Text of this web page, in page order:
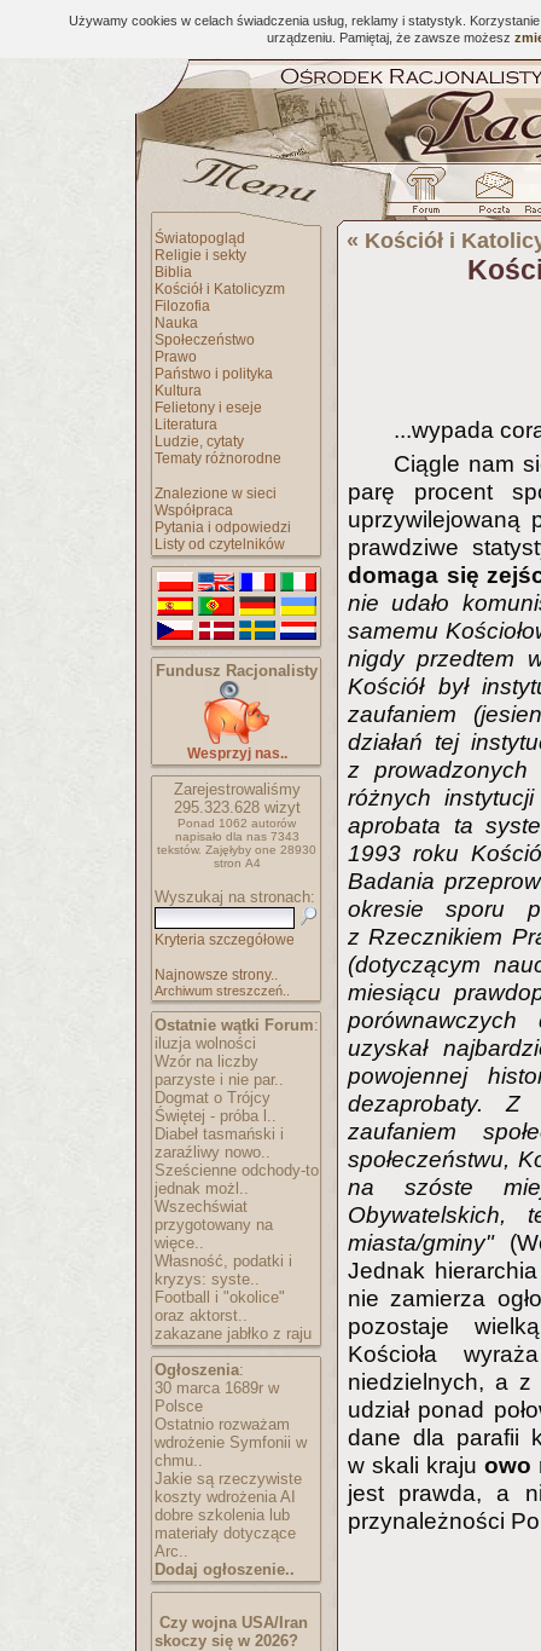
Używamy cookies w celach świadczenia usług, reklamy i statystyk.
urządzeniu. Pamiętaj, że zawsze możesz
Światopogląd
Religie i sekty
Biblia
Kościół i Katolicyzm
Filozofia
Nauka
Społeczeństwo
Prawo
Państwo i polityka
Kultura
Felietony i eseje
Literatura
Ludzie, cytaty
Tematy różnorodne
Znalezione w sieci
Współpraca
Pytania i odpowiedzi
Listy od czytelników
Fundusz Racjonalisty
Wesprzyj nas..
Zarejestrowaliśmy
295.323.628wizyt
Ponad 1062 autorów
napisało dla nas 7343
tekstów. Zajęłyby one 28930
stron A4
Wyszukaj na stronach:
Kryteria szczegółowe
Najnowsze strony..
Archiwum streszczeń..
Ostatnie wątki Forum:
iluzja wolności
Wzór na liczby
parzyste i nie par..
Dogmat o Trójcy
Świętej - próba l..
Diabeł tasmański i
zaraźliwy nowo..
Sześcienne odchody-to
jednak możl..
Wszechświat
przygotowany na
więce..
Własność, podatki i
kryzys: syste..
Football i "okolice"
oraz aktorst..
zakazane jabłko z raju
Ogłoszenia:
30 marca 1689r w
Polsce
Ostatnio rozważam
wdrożenie Symfonii w
chmu..
Jakie są rzeczywiste
koszty wdrożenia AI
dobre szkolenia lub
materiały dotyczące
Arc..
Dodaj ogłoszenie..
Czy wojna USA/Iran
skoczy się w 2026?
« Kościół i
...wypada
Ciągle nam
parę procent
uprzywilejowaną
prawdziwe
domaga się
nie udało
samemu
nigdy przedtem
Kościół był
zaufaniem
działań tej
z
różnych
aprobata ta
1993 roku
Badania
okresie sporu
z Rzecznikiem
(dotyczącym
miesiącu
uzyskał
powojennej
dezaprobaty. Z
zaufaniem
społeczeństwu,
na szóste
Obywatelskich,
miasta/gminy"
Jednak
nie zamierza
pozostaje
Kościoła
niedzielnych, a
udział ponad
dane dla parafii
w skali kraju owo
jest prawda, a
przynależności